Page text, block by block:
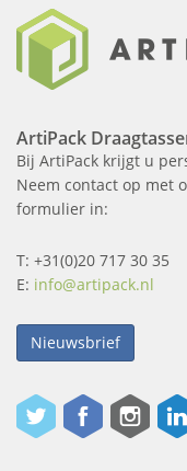
ArtiPack
Bij ArtiPack krijgt u
Neem contact op met
formulier in:
T: +31(0)20 717 30 35
E: info@artipack.nl
Nieuwsbrief